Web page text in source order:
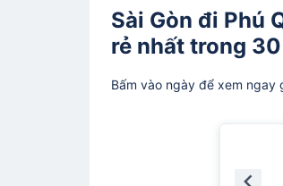
Sài Gòn đi Phú
rẻ nhất trong
Bấm vào ngày để xem ngay